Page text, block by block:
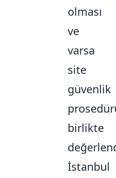
olması
ve
varsa
site
güvenlik
birlikte
İstanbul